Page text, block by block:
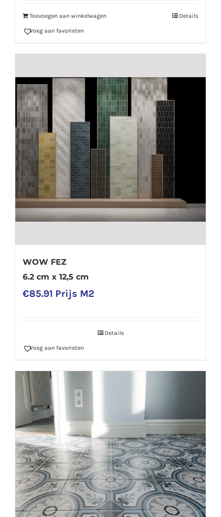
Toevoegen aan winkelwagen Details
Voeg aan favorieten
WOW FEZ
6.2 cm x 12,5 cm
€85.91 Prijs M2
Details
Voeg aan favorieten